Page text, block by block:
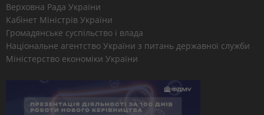
Верховна Рада України
Кабінет Міністрів України
Громадянське суспільство і влада
Національне агентство України з питань державної служби
Міністерство економіки України